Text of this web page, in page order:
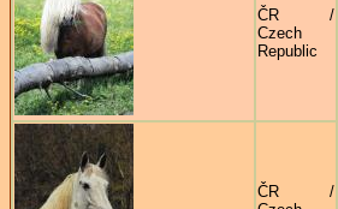
ČR /
Czech
Republic
ČR /